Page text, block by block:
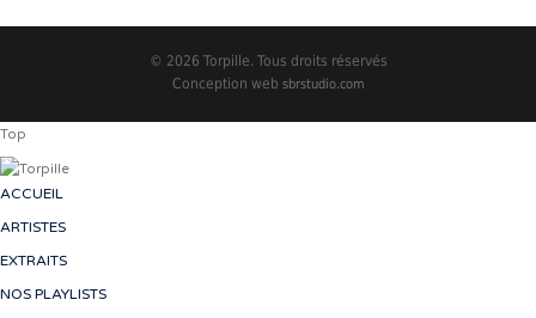
© 2026 Torpille. Tous droits réservés
Conception web sbrstudio.com
Top
ACCUEIL
ARTISTES
EXTRAITS
NOS PLAYLISTS